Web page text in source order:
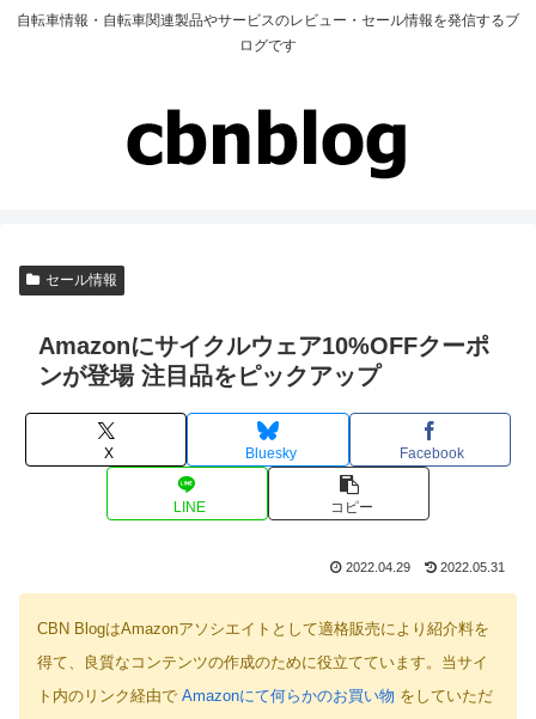
自転車情報・自転車関連製品やサービスのレビュー・セール情報を発信するブ
ログです
セール情報
Amazonにサイクルウェア10%OFFクーポ
ンが登場 注目品をピックアップ
X Bluesky Facebook
LINE コピー
2022.04.29 2022.05.31
CBN BlogはAmazonアソシエイトとして適格販売により紹介料を
得て、良質なコンテンツの作成のために役立てています。当サイ
ト内のリンク経由で Amazonにて何らかのお買い物 をしていただ